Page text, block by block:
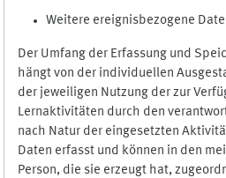
Weitere ereignisbezogene
Der Umfang der Erfassung und
hängt von der individuellen
der jeweiligen Nutzung der zur
Lernaktivitäten durch den
nach Natur der eingesetzten
Daten erfasst und können in den
Person, die sie erzeugt hat,